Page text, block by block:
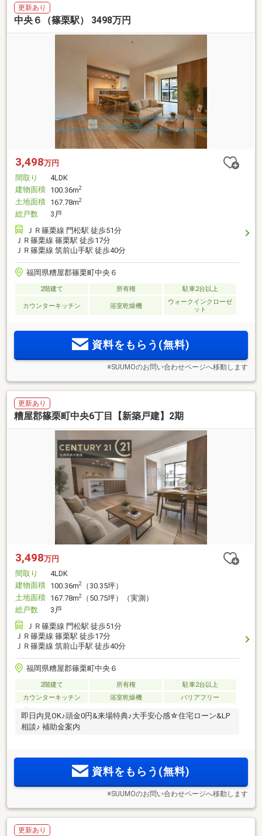
更新あり
中央６（篠栗駅） 3498万円
3,498万円
間取り
4LDK
建物面積 100.36m2
土地面積 167.78m2
総戸数
3戸
ＪＲ篠栗線 門松駅 徒歩51分
ＪＲ篠栗線 篠栗駅 徒歩17分
ＪＲ篠栗線 筑前山手駅 徒歩40分
福岡県糟屋郡篠栗町中央６
2階建て 所有権 駐車2台以上
カウンターキッチン 浴室乾燥機
ウォークインクローゼ
ット
資料をもらう(無料)
※SUUMOのお問い合わせページへ移動します
更新あり
糟屋郡篠栗町中央6丁目【新築戸建】2期
3,498万円
間取り
4LDK
建物面積 100.36m2
（30.35坪）
土地面積 167.78m2
（50.75坪）（実測）
総戸数
3戸
ＪＲ篠栗線 門松駅 徒歩51分
ＪＲ篠栗線 篠栗駅 徒歩17分
ＪＲ篠栗線 筑前山手駅 徒歩40分
福岡県糟屋郡篠栗町中央６
2階建て 所有権
駐車2台以上
カウンターキッチン
浴室乾燥機 バリアフリー
即日内見OK♪頭金0円&来場特典♪大手安心感☆住宅ローン&LP
相談♪ 補助金案内
資料をもらう(無料)
※SUUMOのお問い合わせページへ移動します
更新あり